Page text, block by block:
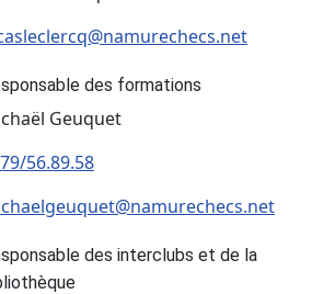
des formations
Geuquet
56.89.58
des interclubs et de la